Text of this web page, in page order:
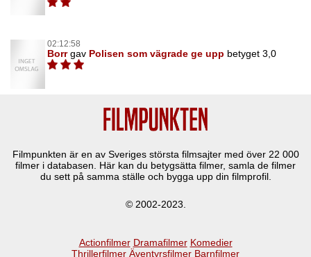
02:12:58
Borrgav Polisen som vägrade ge upp betyget 3,0
Filmpunkten är en av Sveriges största filmsajter med över 22 000
filmer i databasen. Här kan du betygsätta filmer, samla de filmer
du sett på samma ställe och bygga upp din filmprofil.
© 2002-2023.
Actionfilmer Dramafilmer Komedier
Thrillerfilmer Äventyrsfilmer Barnfilmer